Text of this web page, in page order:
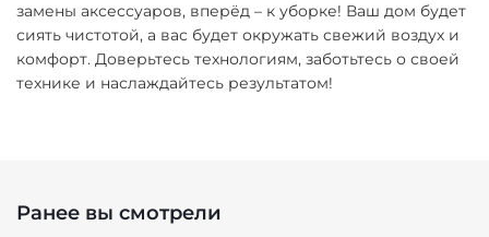
замены аксессуаров, вперёд – к уборке! Ваш дом будет
сиять чистотой, а вас будет окружать свежий воздух и
комфорт. Доверьтесь технологиям, заботьтесь о своей
технике и наслаждайтесь результатом!
Ранее вы смотрели